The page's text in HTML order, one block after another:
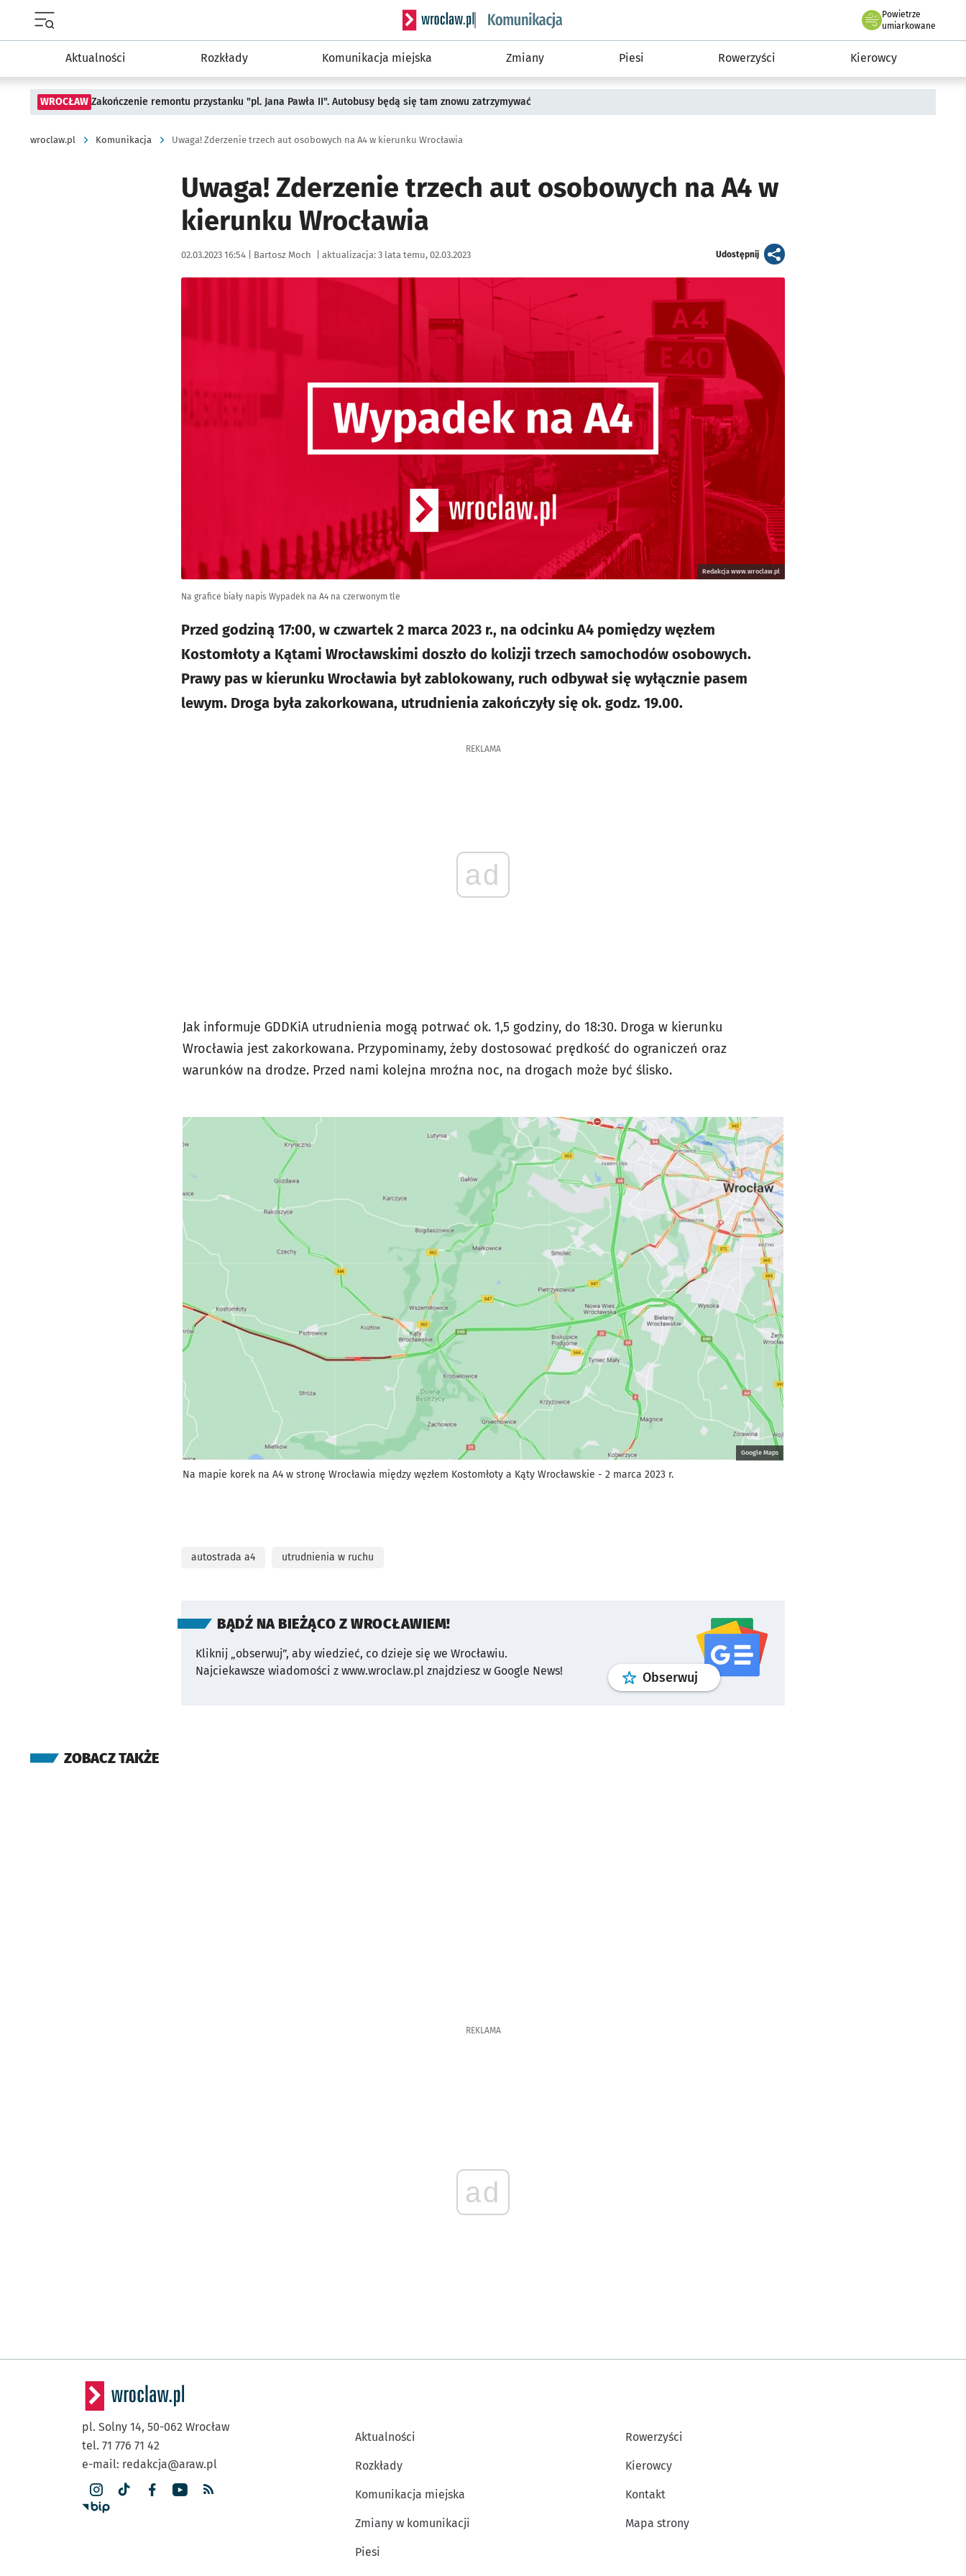
Serwis informacyjny wroclaw.pl podserwis: Komunikacja
Powietrze
we Wrocławiu
umiarkowane
Aktualności Rozkłady Komunikacja miejska Zmiany Piesi Rowerzyści Kierowcy
WROCŁAW Zakończenie remontu przystanku "pl. Jana Pawła II". Autobusy będą się tam znowu zatrzymywać
wroclaw.pl Komunikacja Uwaga! Zderzenie trzech aut osobowych na A4 w kierunku Wrocławia
Uwaga! Zderzenie trzech aut osobowych na A4 w
kierunku Wrocławia
Data publikacji:
02.03.2023 16:54 | Autor:
Bartosz Moch aktualizacja: 3 lata temu, 02.03.2023 Udostępnijartykuł
Redakcja www.wroclaw.pl
Na grafice biały napis Wypadek na A4 na czerwonym tle
Przed godziną 17:00, w czwartek 2 marca 2023 r., na odcinku A4 pomiędzy węzłem
Kostomłoty a Kątami Wrocławskimi doszło do kolizji trzech samochodów osobowych.
Prawy pas w kierunku Wrocławia był zablokowany, ruch odbywał się wyłącznie pasem
lewym. Droga była zakorkowana, utrudnienia zakończyły się ok. godz. 19.00.
REKLAMA
ad
Jak informuje GDDKiA utrudnienia mogą potrwać ok. 1,5 godziny, do 18:30. Droga w kierunku
Wrocławia jest zakorkowana. Przypominamy, żeby dostosować prędkość do ograniczeń oraz
warunków na drodze. Przed nami kolejna mroźna noc, na drogach może być ślisko.
Google Maps
Na mapie korek na A4 w stronę Wrocławia między węzłem Kostomłoty a Kąty Wrocławskie - 2 marca 2023 r.
autostrada a4 utrudnienia w ruchu
BĄDŹ NA BIEŻĄCO Z WROCŁAWIEM!
Kliknij „obserwuj”, aby wiedzieć, co dzieje się we Wrocławiu.
Najciekawsze wiadomości z www.wroclaw.pl znajdziesz w Google News!
Obserwuj profilgoogle news
ZOBACZ TAKŻE
REKLAMA
ad
pl. Solny 14, 50-062 Wrocław
tel. 71 776 71 42
e-mail: redakcja@araw.pl
Aktualności
Rozkłady
Komunikacja miejska
Zmiany w komunikacji
Piesi
Rowerzyści
Kierowcy
Kontakt
Mapa strony